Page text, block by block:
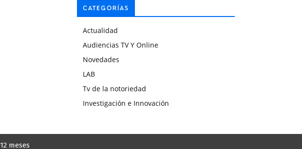
CATEGORÍAS
Actualidad
Audiencias TV Y Online
Novedades
LAB
Tv de la notoriedad
Investigación e Innovación
12 meses